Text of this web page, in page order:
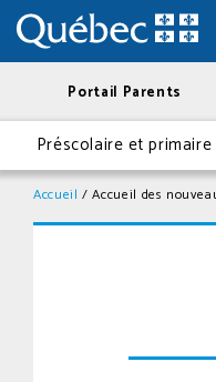
Portail Parents
Préscolaire et primaire
Accueil /Accueil des